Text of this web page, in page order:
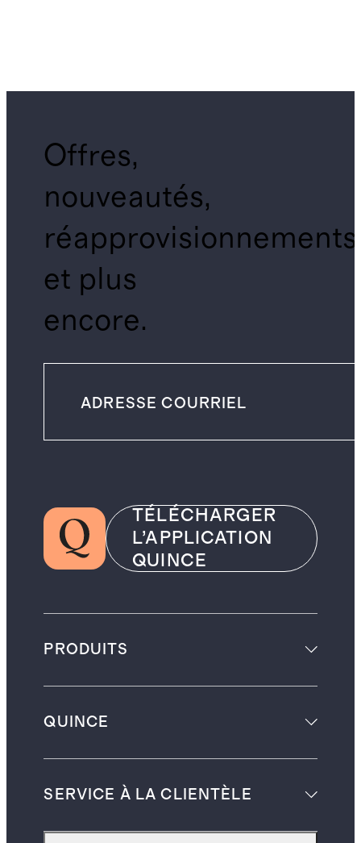
Offres,
nouveautés,
réapprovisionnements
et plus
encore.
TÉLÉCHARGER
L’APPLICATION
QUINCE
PRODUITS
QUINCE
SERVICE À LA CLIENTÈLE